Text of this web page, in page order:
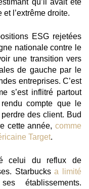
qu’il avait été
l’extrême droite.
ESG rejetées
nationale contre le
une transition vers
de gauche par le
entreprises. C’est
s’est inflitré partout
rendu compte que le
des client. Bud
cette année, comme
Target.
celui du reflux de
Starbucksa limité
établissements.